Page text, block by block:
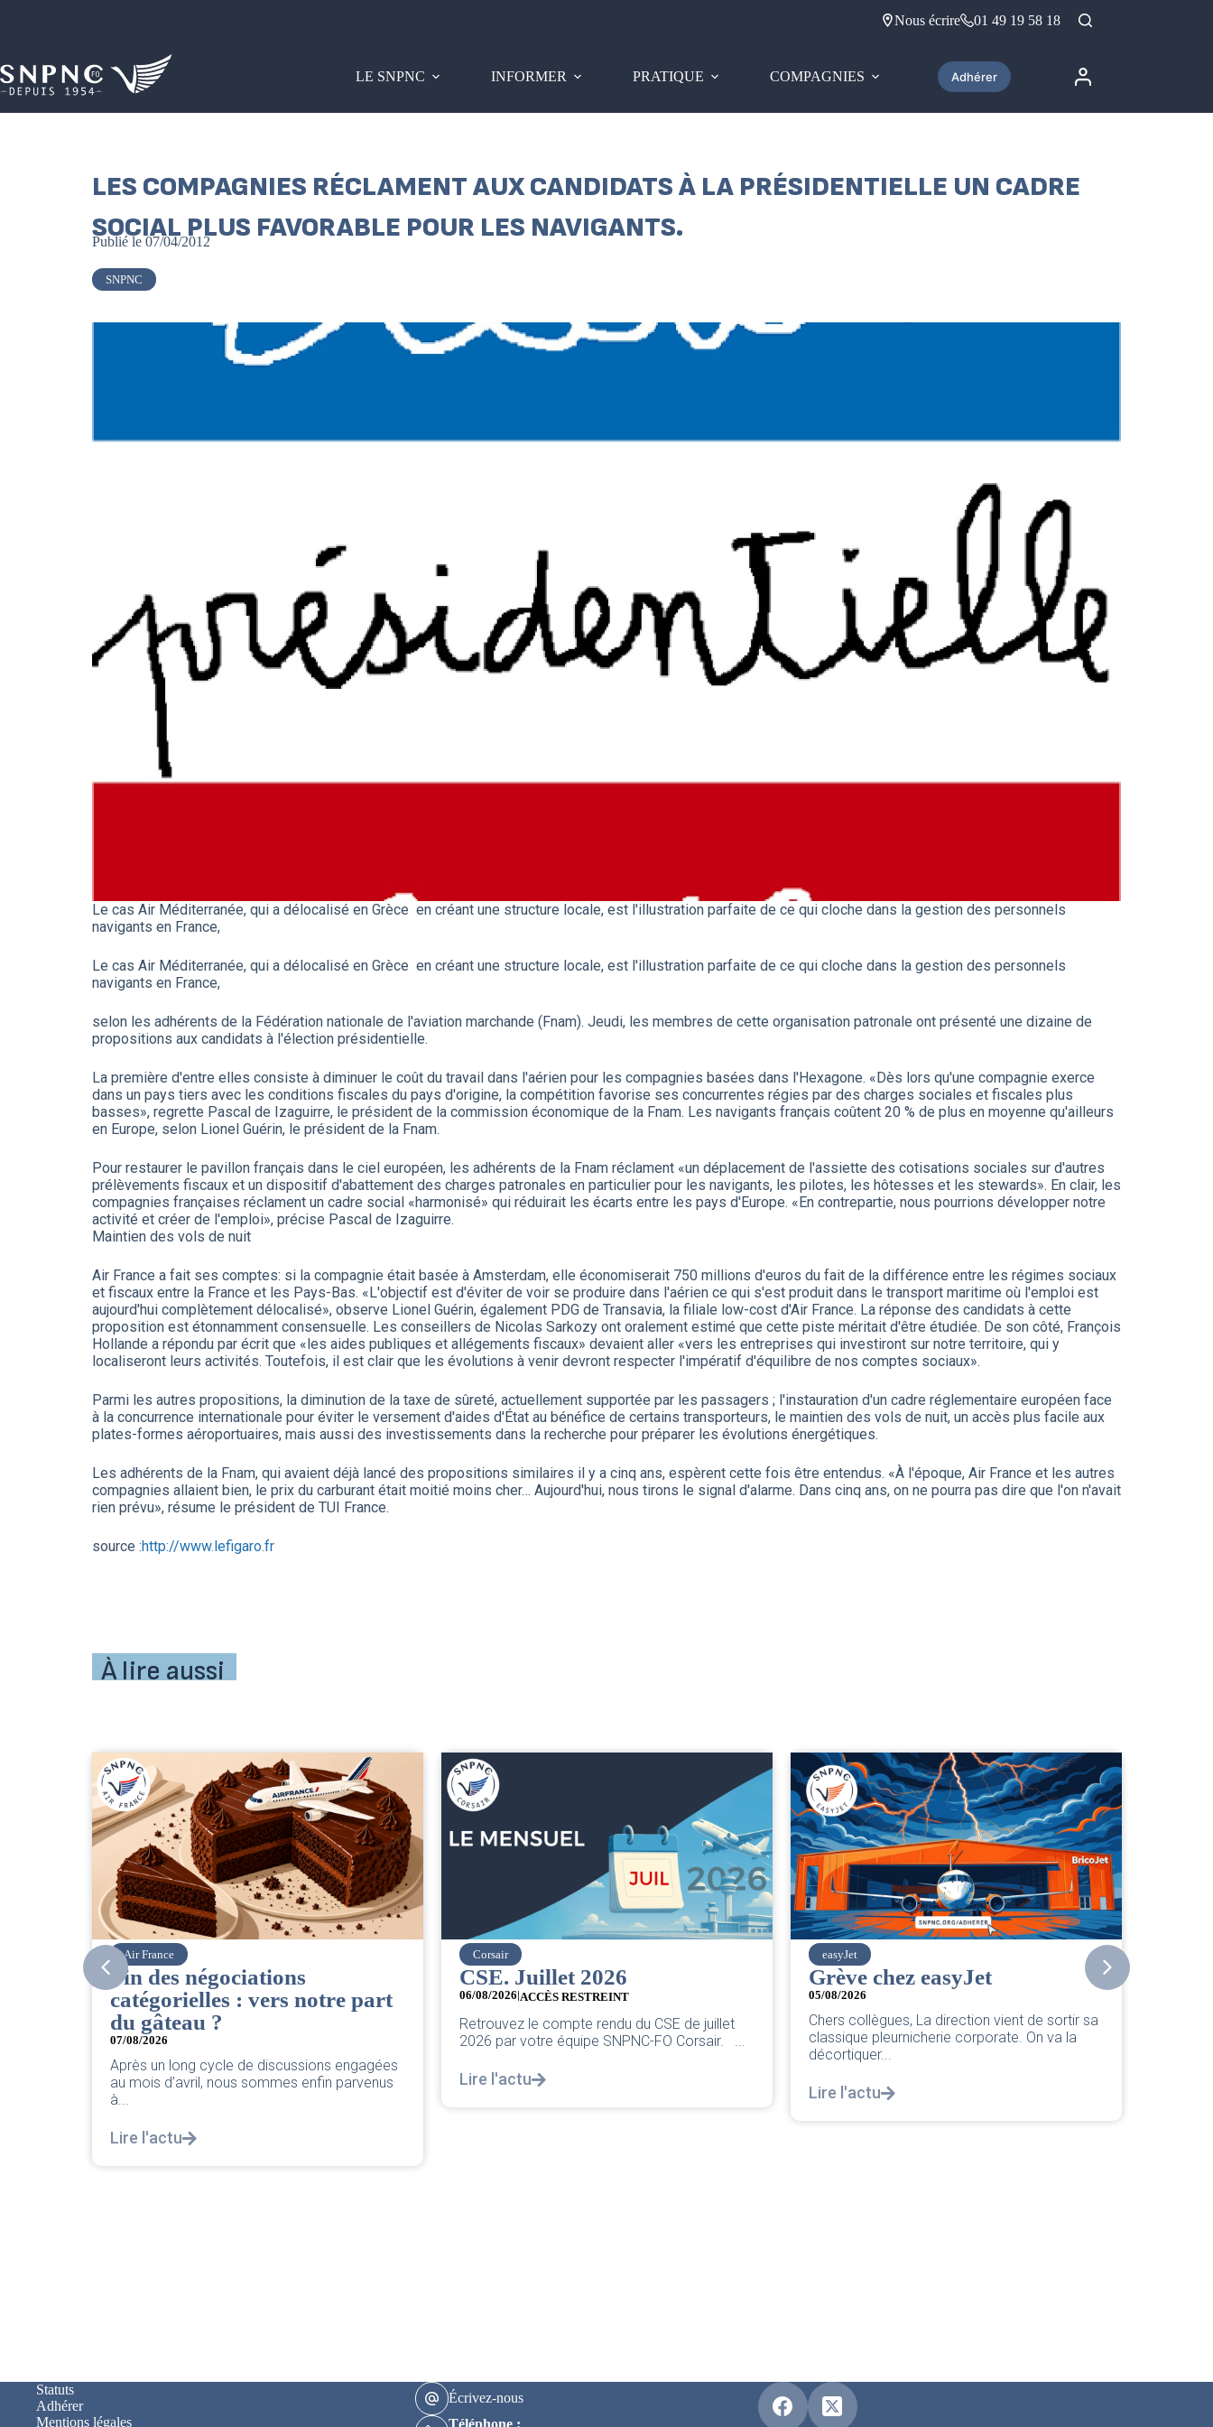
Nous écrire 01 49 19 58 18
LE SNPNC INFORMER PRATIQUE COMPAGNIES Adhérer
LES COMPAGNIES RÉCLAMENT AUX CANDIDATS À LA PRÉSIDENTIELLE UN CADRE
SOCIAL PLUS FAVORABLE POUR LES NAVIGANTS.
Publié le 07/04/2012
SNPNC
Le cas Air Méditerranée, qui a délocalisé en Grèce en créant une structure locale, est l'illustration parfaite de ce qui cloche dans la gestion des personnels
navigants en France,
Le cas Air Méditerranée, qui a délocalisé en Grèce en créant une structure locale, est l'illustration parfaite de ce qui cloche dans la gestion des personnels
navigants en France,
selon les adhérents de la Fédération nationale de l'aviation marchande (Fnam). Jeudi, les membres de cette organisation patronale ont présenté une dizaine de
propositions aux candidats à l'élection présidentielle.
La première d'entre elles consiste à diminuer le coût du travail dans l'aérien pour les compagnies basées dans l'Hexagone. «Dès lors qu'une compagnie exerce
dans un pays tiers avec les conditions fiscales du pays d'origine, la compétition favorise ses concurrentes régies par des charges sociales et fiscales plus
basses», regrette Pascal de Izaguirre, le président de la commission économique de la Fnam. Les navigants français coûtent 20 % de plus en moyenne qu'ailleurs
en Europe, selon Lionel Guérin, le président de la Fnam.
Pour restaurer le pavillon français dans le ciel européen, les adhérents de la Fnam réclament «un déplacement de l'assiette des cotisations sociales sur d'autres
prélèvements fiscaux et un dispositif d'abattement des charges patronales en particulier pour les navigants, les pilotes, les hôtesses et les stewards». En clair, les
compagnies françaises réclament un cadre social «harmonisé» qui réduirait les écarts entre les pays d'Europe. «En contrepartie, nous pourrions développer notre
activité et créer de l'emploi», précise Pascal de Izaguirre.
Maintien des vols de nuit
Air France a fait ses comptes: si la compagnie était basée à Amsterdam, elle économiserait 750 millions d'euros du fait de la différence entre les régimes sociaux
et fiscaux entre la France et les Pays-Bas. «L'objectif est d'éviter de voir se produire dans l'aérien ce qui s'est produit dans le transport maritime où l'emploi est
aujourd'hui complètement délocalisé», observe Lionel Guérin, également PDG de Transavia, la filiale low-cost d'Air France. La réponse des candidats à cette
proposition est étonnamment consensuelle. Les conseillers de Nicolas Sarkozy ont oralement estimé que cette piste méritait d'être étudiée. De son côté, François
Hollande a répondu par écrit que «les aides publiques et allégements fiscaux» devaient aller «vers les entreprises qui investiront sur notre territoire, qui y
localiseront leurs activités. Toutefois, il est clair que les évolutions à venir devront respecter l'impératif d'équilibre de nos comptes sociaux».
Parmi les autres propositions, la diminution de la taxe de sûreté, actuellement supportée par les passagers ; l'instauration d'un cadre réglementaire européen face
à la concurrence internationale pour éviter le versement d'aides d'État au bénéfice de certains transporteurs, le maintien des vols de nuit, un accès plus facile aux
plates-formes aéroportuaires, mais aussi des investissements dans la recherche pour préparer les évolutions énergétiques.
Les adhérents de la Fnam, qui avaient déjà lancé des propositions similaires il y a cinq ans, espèrent cette fois être entendus. «À l'époque, Air France et les autres
compagnies allaient bien, le prix du carburant était moitié moins cher… Aujourd'hui, nous tirons le signal d'alarme. Dans cinq ans, on ne pourra pas dire que l'on n'avait
rien prévu», résume le président de TUI France.
source :http://www.lefigaro.fr
À lire aussi
Corsair
CSE. Juillet 2026
06/08/2026|ACCÈS RESTREINT
Retrouvez le compte rendu du CSE de juillet
Lire l'actu
Grève chez easyJet
05/08/2026
Chers collègues, La direction vient de sortir sa
classique pleurnicherie corporate. On va la
décortiquer...
Lire l'actu
SNPNC
CER/CRPN : L’intersyndicale
PNC/Pilotes unie exige une
réponse législative
04/08/2026
réponse législative Courrier Intersyndical : Lire
Statuts
Adhérer
Mentions légales
Écrivez-nous
Téléphone :